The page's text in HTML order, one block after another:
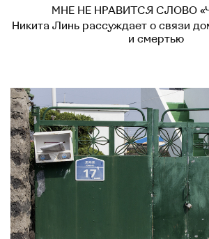
МНЕ НЕ НРАВИТСЯ СЛОВО
Никита Линь рассуждает о связи
и смертью